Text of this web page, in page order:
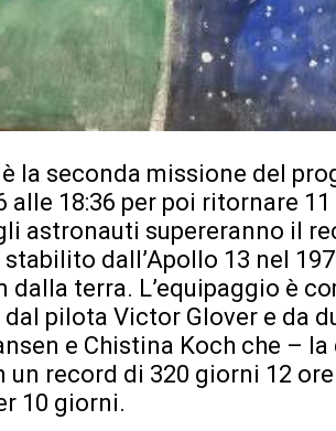
è la seconda missione del
alle 18:36 per poi ritornare
astronauti supereranno il
dall’Apollo 13 nel
dalla terra. L’equipaggio è
dal pilota Victor Glover e da
e Chistina Koch che –
un record di 320 giorni 12
10 giorni.